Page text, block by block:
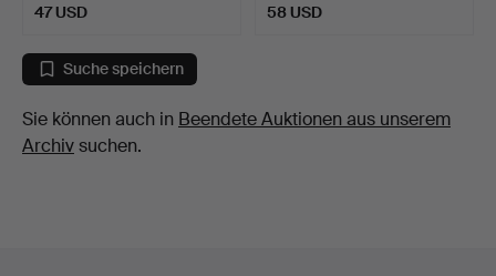
47 USD 58 USD
Suche speichern
Sie können auch in Beendete Auktionen aus unserem
Archivsuchen.